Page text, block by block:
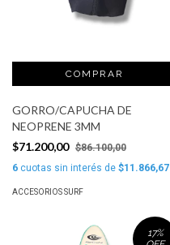
GORRO/CAPUCHA DE
NEOPRENE 3MM
$71.200,00 $86.100,00
6 cuotas sin interés de $11.866,67
ACCESORIOS SURF
17%